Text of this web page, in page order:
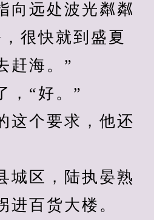
向远处波光粼粼
很快就到盛夏
赶海。”
“好。”
个要求，他还
区，陆执晏熟
进百货大楼。